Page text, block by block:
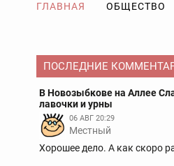
ГЛАВНАЯ ОБЩЕСТВО
ПОСЛЕДНИЕ
В Новозыбкове на Аллее
лавочки и урны
06 АВГ 20:29
Местный
Хорошее дело. А как скоро